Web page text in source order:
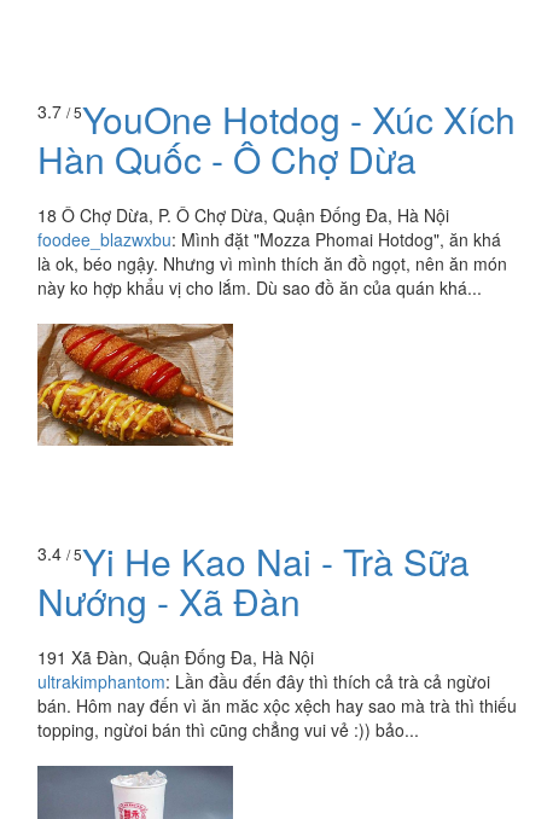
3.7 / 5YouOne Hotdog - Xúc Xích
Hàn Quốc - Ô Chợ Dừa
18 Ô Chợ Dừa, P. Ô Chợ Dừa, Quận Đống Đa, Hà Nội
foodee_blazwxbu: Mình đặt "Mozza Phomai Hotdog", ăn khá
là ok, béo ngậy. Nhưng vì mình thích ăn đồ ngọt, nên ăn món
này ko hợp khẩu vị cho lắm. Dù sao đồ ăn của quán khá...
3.4 / 5Yi He Kao Nai - Trà Sữa
Nướng - Xã Đàn
191 Xã Đàn, Quận Đống Đa, Hà Nội
ultrakimphantom: Lần đầu đến đây thì thích cả trà cả ngừoi
bán. Hôm nay đến vì ăn măc xộc xệch hay sao mà trà thì thiếu
topping, ngừoi bán thì cũng chẳng vui vẻ :)) bảo...